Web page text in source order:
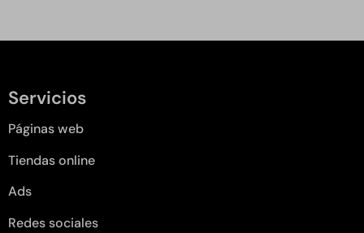
Servicios
Páginas web
Tiendas online
Ads
Redes sociales